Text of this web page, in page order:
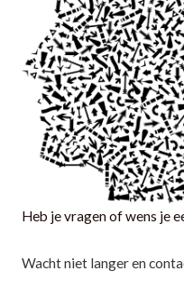
Heb je vragen of wens je
Wacht niet langer en